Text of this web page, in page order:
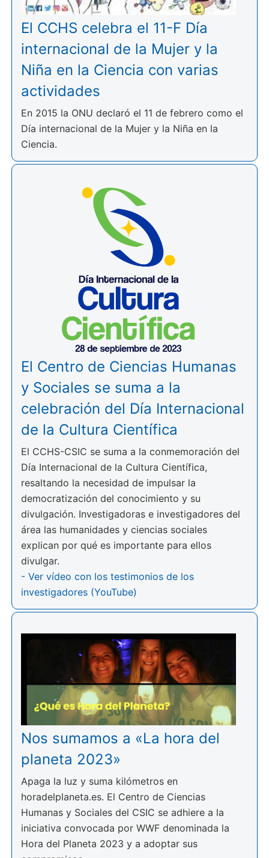
El CCHS celebra el 11-F Día
internacional de la Mujer y la
Niña en la Ciencia con varias
actividades
En 2015 la ONU declaró el 11 de febrero como el
Día internacional de la Mujer y la Niña en la
Ciencia.
El Centro de Ciencias Humanas
y Sociales se suma a la
celebración del Día Internacional
de la Cultura Científica
El CCHS-CSIC se suma a la conmemoración del
Día Internacional de la Cultura Científica,
resaltando la necesidad de impulsar la
democratización del conocimiento y su
divulgación. Investigadoras e investigadores del
área las humanidades y ciencias sociales
explican por qué es importante para ellos
divulgar.
- Ver vídeo con los testimonios de los
investigadores (YouTube)
Nos sumamos a «La hora del
planeta 2023»
Apaga la luz y suma kilómetros en
horadelplaneta.es. El Centro de Ciencias
Humanas y Sociales del CSIC se adhiere a la
iniciativa convocada por WWF denominada la
Hora del Planeta 2023 y a adoptar sus